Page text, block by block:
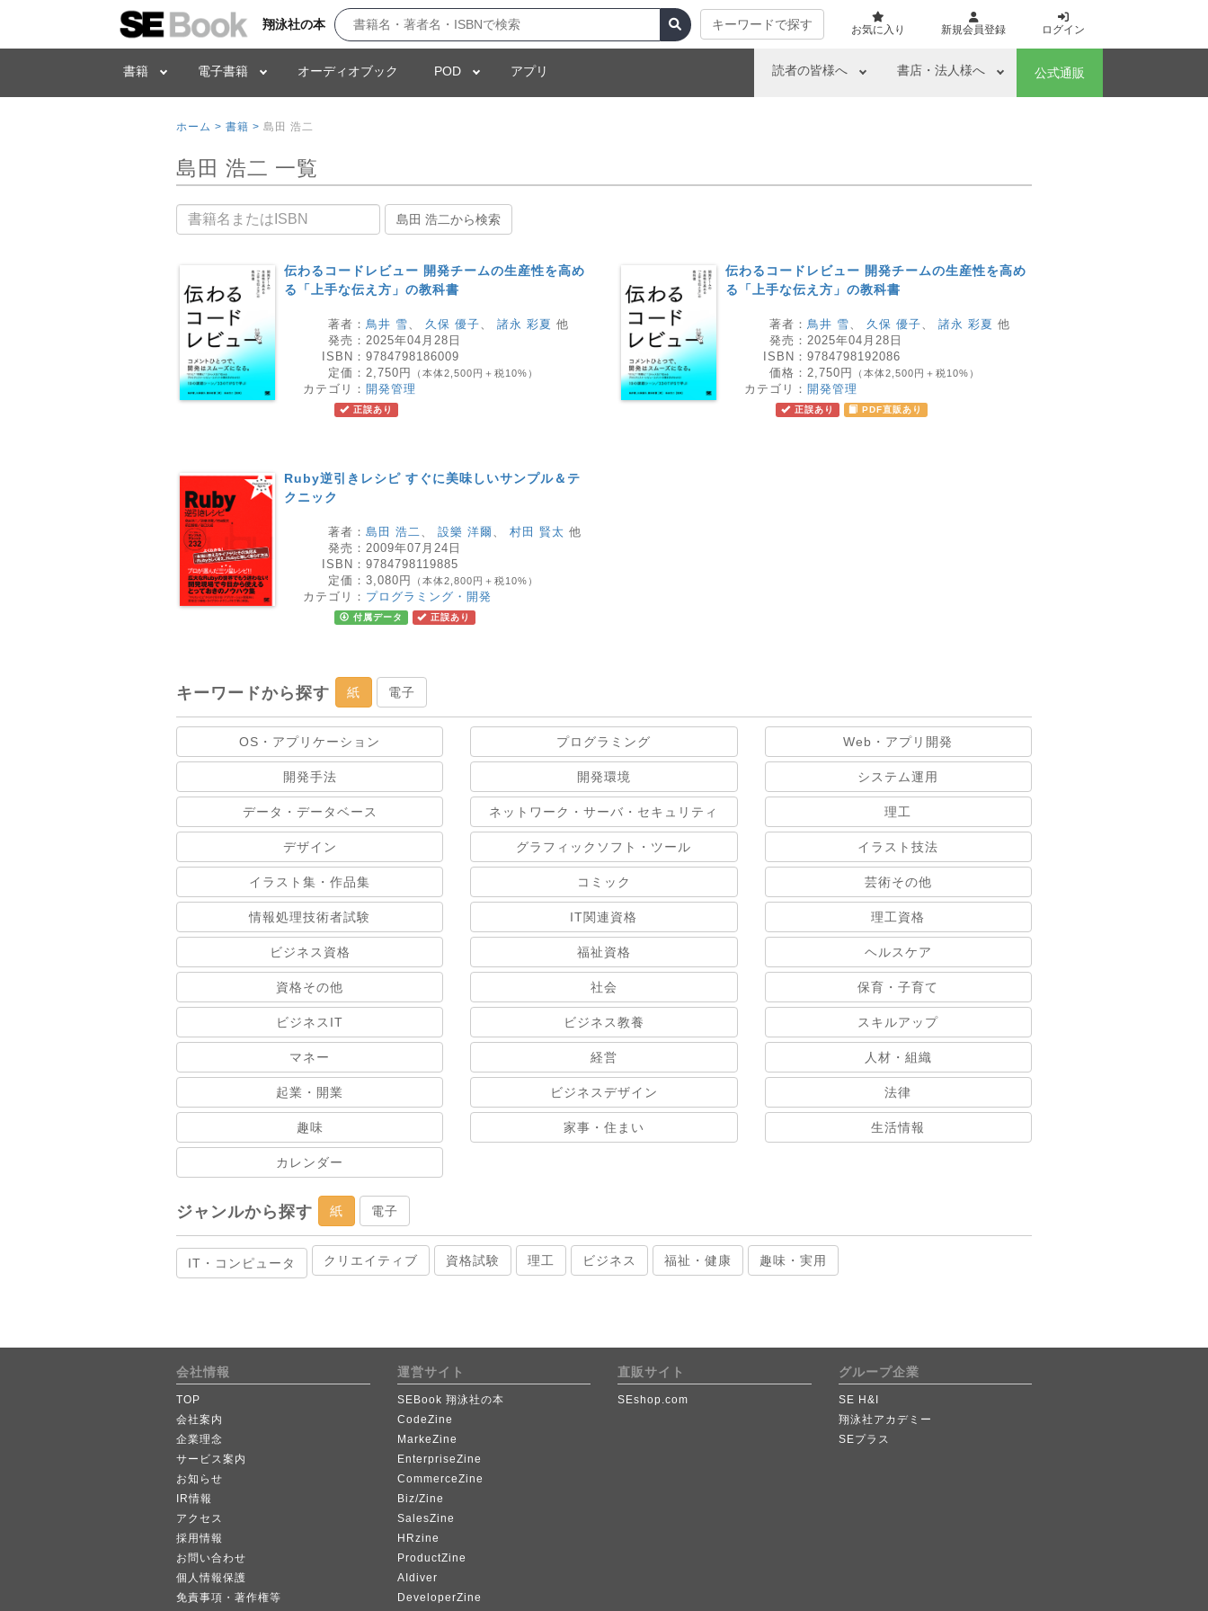
翔泳社の本 キーワードで探す お気に入り 新規会員登録 ログイン
書籍 電子書籍 オーディオブック POD アプリ 読者の皆様へ 書店・法人様へ 公式通販
ホーム > 書籍 > 島田 浩二
島田 浩二 一覧
書籍名 島田 浩二から検索
伝わるコードレビュー 開発チームの生産性を高め
る「上手な伝え方」の教科書
著者： 鳥井 雪、 久保 優子、 諸永 彩夏 他
発売： 2025年04月28日
ISBN： 9784798186009
定価： 2,750円 （本体2,500円＋税10%）
カテゴリ： 開発管理
正誤あり
伝わるコードレビュー 開発チームの生産性を高め
る「上手な伝え方」の教科書
著者： 鳥井 雪、 久保 優子、 諸永 彩夏 他
発売： 2025年04月28日
ISBN： 9784798192086
価格： 2,750円 （本体2,500円＋税10%）
カテゴリ： 開発管理
正誤あり PDF直販あり
Ruby逆引きレシピ すぐに美味しいサンプル＆テ
クニック
著者： 島田 浩二、 設樂 洋爾 、 村田 賢太 他
発売： 2009年07月24日
ISBN： 9784798119885
定価： 3,080円 （本体2,800円＋税10%）
カテゴリ： プログラミング・開発
付属データ 正誤あり
キーワードから探す 紙 電子
OS・アプリケーション プログラミング Web・アプリ開発
開発手法 開発環境 システム運用
データ・データベース ネットワーク・サーバ・セキュリティ 理工
デザイン グラフィックソフト・ツール イラスト技法
イラスト集・作品集 コミック 芸術その他
情報処理技術者試験 IT関連資格 理工資格
ビジネス資格 福祉資格 ヘルスケア
資格その他 社会 保育・子育て
ビジネスIT ビジネス教養 スキルアップ
マネー 経営 人材・組織
起業・開業 ビジネスデザイン 法律
趣味 家事・住まい 生活情報
カレンダー
ジャンルから探す 紙 電子
IT・コンピュータ クリエイティブ 資格試験 理工 ビジネス 福祉・健康 趣味・実用
会社情報
TOP
会社案内
企業理念
サービス案内
お知らせ
IR情報
アクセス
採用情報
お問い合わせ
個人情報保護
免責事項・著作権等
運営サイト
SEBook 翔泳社の本
CodeZine
MarkeZine
EnterpriseZine
CommerceZine
Biz/Zine
SalesZine
HRzine
ProductZine
AIdiver
DeveloperZine
直販サイト
SEshop.com
グループ企業
SE H&I
翔泳社アカデミー
SEプラス